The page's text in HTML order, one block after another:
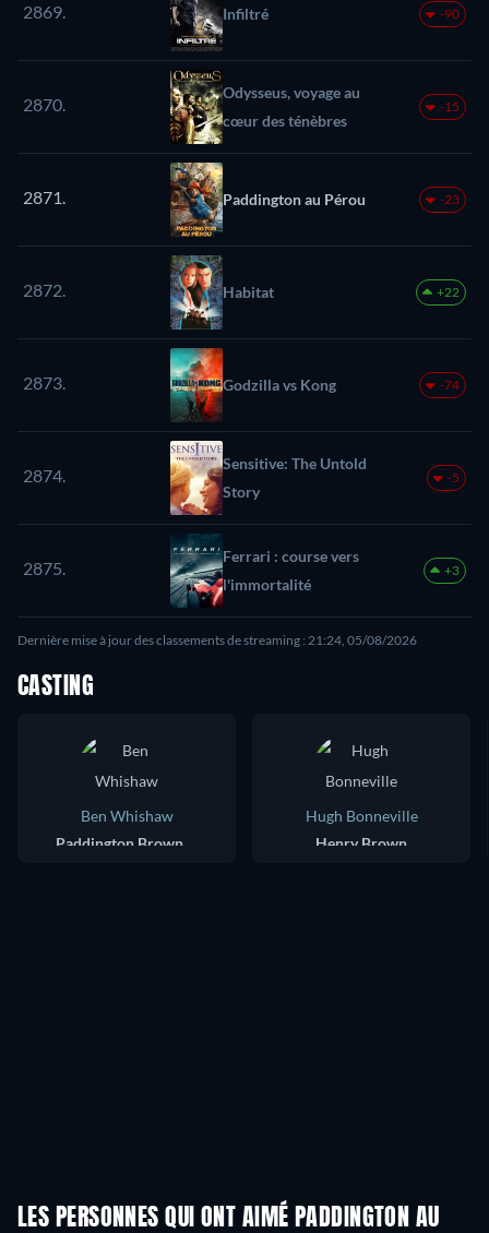
2869. Infiltré -90
2870.
Odysseus, voyage au
cœur des ténèbres
-15
2871. Paddington au Pérou -23
2872. Habitat +22
2873. Godzilla vs Kong -74
2874.
Sensitive: The Untold
Story
-5
2875.
Ferrari : course vers
l'immortalité
+3
Dernière mise à jour des classements de streaming : 21:24, 05/08/2026
CASTING
Ben Whishaw
Hugh Bonneville
Henry Brown
LES PERSONNES QUI ONT AIMÉ PADDINGTON AU